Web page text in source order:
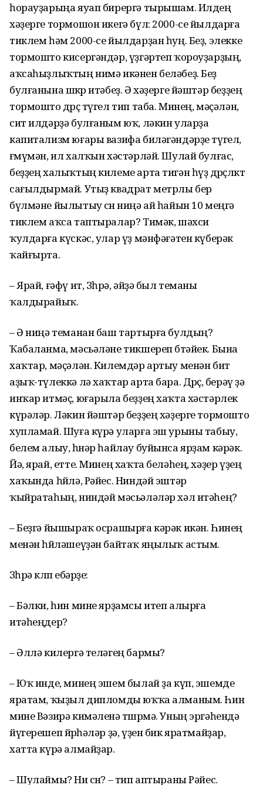
һорауҙарыңа яуап бирергә тырышам. Илдең
хәҙерге тормошон икегә бүл: 2000-се йылдарға
тиклем һәм 2000-се йылдарҙан һуң. Беҙ, элекке
тормошто кисергәндәр, үҙгәртеп ҡороуҙарҙың,
аҡсаһыҙлыҡтың нимә икәнен беләбеҙ. Беҙ
булғанына шөкөр итәбеҙ. Ә хәҙерге йәштәр беҙҙең
тормошто дөрөҫ түгел тип таба. Минең, мәҫәлән,
сит илдәрҙә булғаным юҡ, ләкин уларҙа
капитализм юғары вазифа биләгәндәрҙе түгел,
ғөмүмән, ил халҡын хәстәрләй. Шулай булғас,
беҙҙең халыҡтың килеме арта тигән һүҙ дөрөҫлөктө
сағылдырмай. Утыҙ квадрат метрлы бер
бүлмәне йылытыу өсөн ниңә ай һайын 10 меңгә
тиклем аҡса таптыралар? Тимәк, шәхси
ҡулдарға күскәс, улар үҙ мәнфәғәтен күберәк
ҡайғырта.
– Ярай, ғәфү ит, Зөһрә, әйҙә был теманы
ҡалдырайыҡ.
– Ә ниңә теманан баш тартырға булдың?
Ҡабаланма, мәсьәләне тикшереп бөтәйек. Бына
хаҡтар, мәҫәлән. Килемдәр артыу менән бит
аҙыҡ-түлеккә лә хаҡтар арта бара. Дөрөҫ, берәү ҙә
инҡар итмәҫ, юғарыла беҙҙең хаҡта хәстәрлек
күрәләр. Ләкин йәштәр беҙҙең хәҙерге тормошто
хупламай. Шуға күрә уларға эш урыны табыу,
белем алыу, һөнәр һайлау буйынса ярҙам кәрәк.
Йә, ярай, етте. Минең хаҡта беләһең, хәҙер үҙең
хаҡында һөйлә, Рәйес. Ниндәй эштәр
ҡыйратаһың, ниндәй мәсьәләләр хәл итәһең?
– Беҙгә йышыраҡ осрашырға кәрәк икән. Һинең
менән һөйләшеүҙән байтаҡ яңылыҡ астым.
Зөһрә көлөп ебәрҙе:
– Бәлки, һин мине ярҙамсы итеп алырға
итәһеңдер?
– Әллә килергә теләгең бармы?
– Юҡ инде, минең эшем былай ҙа күп, эшемде
яратам, ҡыҙыл дипломды юҡҡа алманым. Һин
мине Вәзирә кимәленә төшөрмә. Уның эргәһендә
йүгерешеп йөрөһәләр ҙә, үҙен бик яратмайҙар,
хатта күрә алмайҙар.
– Шулаймы? Ни өсөн? – тип аптыраны Рәйес.